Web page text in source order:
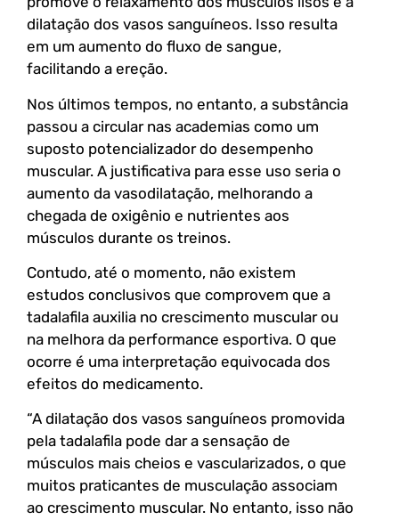
dilatação dos vasos sanguíneos. Isso resulta
em um aumento do fluxo de sangue,
facilitando a ereção.
Nos últimos tempos, no entanto, a substância
passou a circular nas academias como um
suposto potencializador do desempenho
muscular. A justificativa para esse uso seria o
aumento da vasodilatação, melhorando a
chegada de oxigênio e nutrientes aos
músculos durante os treinos.
Contudo, até o momento, não existem
estudos conclusivos que comprovem que a
tadalafila auxilia no crescimento muscular ou
na melhora da performance esportiva. O que
ocorre é uma interpretação equivocada dos
efeitos do medicamento.
“A dilatação dos vasos sanguíneos promovida
pela tadalafila pode dar a sensação de
músculos mais cheios e vascularizados, o que
muitos praticantes de musculação associam
ao crescimento muscular. No entanto, isso não